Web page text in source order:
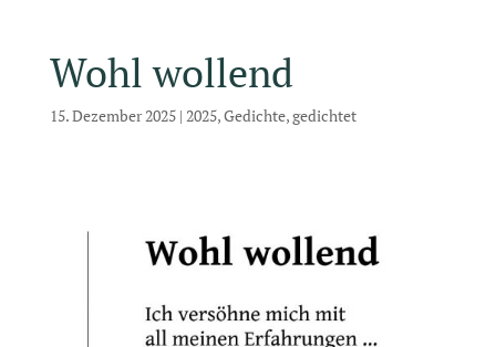
Wohl wollend
15. Dezember 2025| 2025,Gedichte,gedichtet